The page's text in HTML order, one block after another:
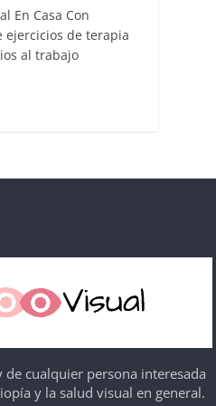
En Casa Con
ejercicios de terapia
al trabajo
cualquier persona interesada
y la salud visual en general.